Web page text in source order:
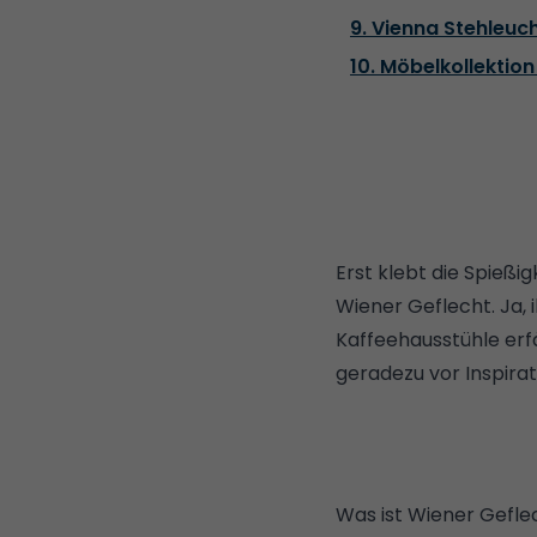
9. Vienna
10.
Erst klebt die
Wiener Geflecht. Ja,
Kaffeehausstühle
geradezu vor
Was ist Wiener